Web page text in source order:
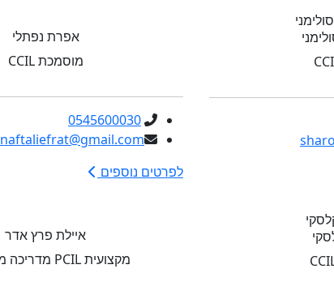
אפרת נפתלי
מוסמכת CCIL
0545600030
naftaliefrat@gmail.com
לפרטים נוספים
איילת פרץ אדר
מקצועית PCIL מדריכה מוסמכת